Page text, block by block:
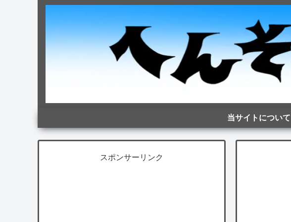
当サイトについて
スポンサーリンク